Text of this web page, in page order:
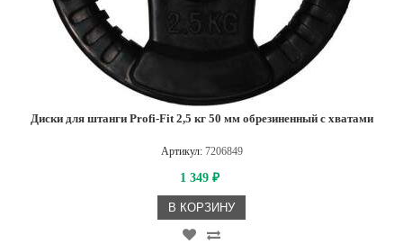
Диски для штанги Profi-Fit 2,5 кг 50 мм обрезиненный с хватами
Артикул: 7206849
1 349 ₽
В КОРЗИНУ